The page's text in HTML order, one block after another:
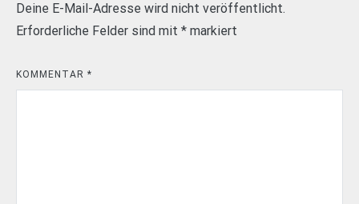
Deine E-Mail-Adresse wird nicht veröffentlicht.
Erforderliche Felder sind mit * markiert
KOMMENTAR *